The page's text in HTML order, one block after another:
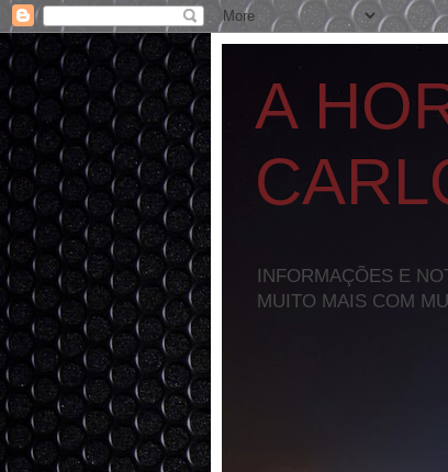
A
INFORMAÇÕES E
MUITO MAIS COM